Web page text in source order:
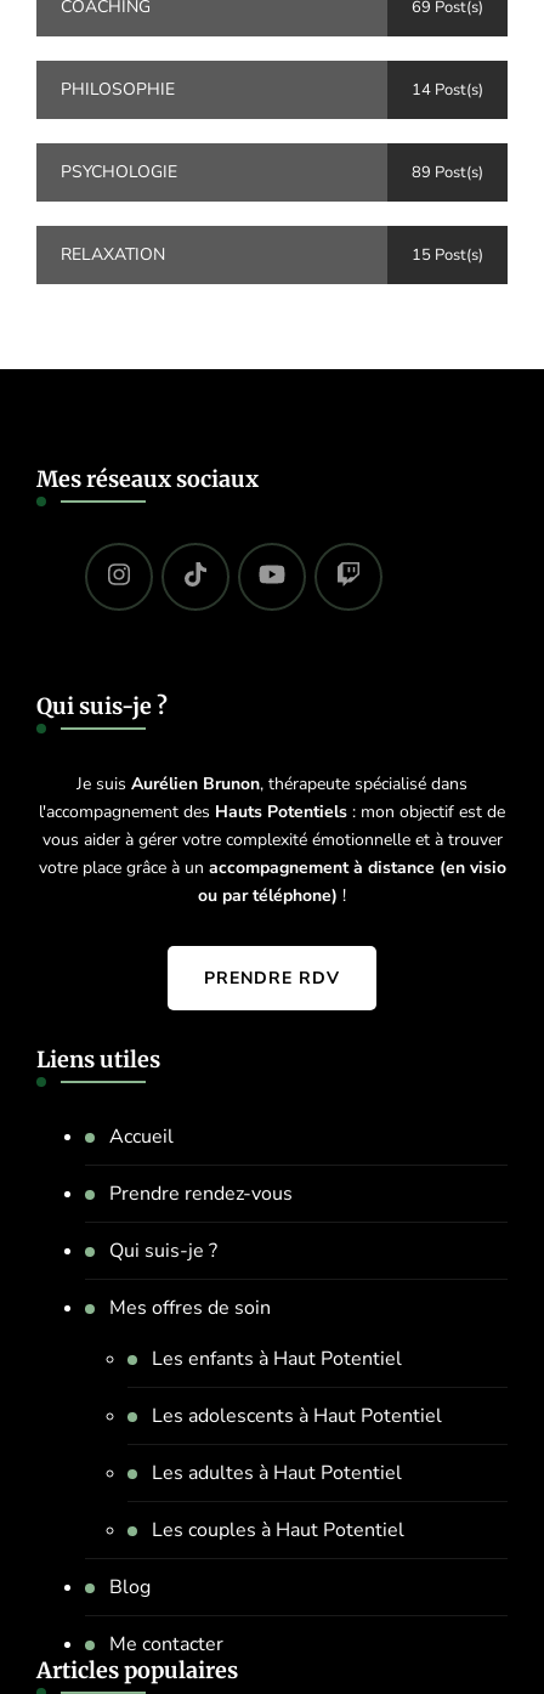
COACHING 69 Post(s)
PHILOSOPHIE 14 Post(s)
PSYCHOLOGIE 89 Post(s)
RELAXATION 15 Post(s)
Mes réseaux sociaux
Qui suis-je ?
Je suis Aurélien Brunon, thérapeute spécialisé dans
l'accompagnement des Hauts Potentiels : mon objectif est de
vous aider à gérer votre complexité émotionnelle et à trouver
votre place grâce à un accompagnement à distance (en visio
ou par téléphone) !
PRENDRE RDV
Liens utiles
Accueil
Prendre rendez-vous
Qui suis-je ?
Mes offres de soin
Les enfants à Haut Potentiel
Les adolescents à Haut Potentiel
Les adultes à Haut Potentiel
Les couples à Haut Potentiel
Blog
Me contacter
Articles populaires